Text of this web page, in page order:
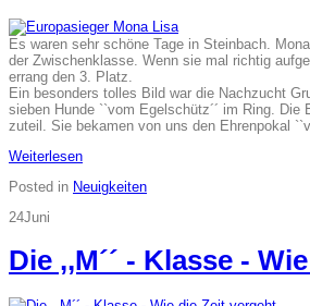
Es waren sehr schöne Tage in Steinbach.
der Zwischenklasse. Wenn sie mal richtig
errang den 3. Platz.
Ein besonders tolles Bild war die Nachzucht
sieben Hunde ``vom Egelschütz´´ im Ring.
zuteil. Sie bekamen von uns den Ehrenpokal
Weiterlesen
Posted in Neuigkeiten
24Juni
Die ,,M´´ - Klasse -